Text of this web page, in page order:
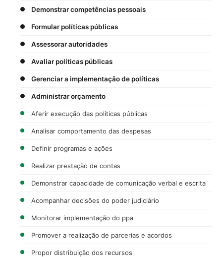
Demonstrar competências pessoais
Formular políticas públicas
Assessorar autoridades
Avaliar políticas públicas
Gerenciar a implementação de políticas
Administrar orçamento
Aferir execução das políticas públicas
Analisar comportamento das despesas
Definir programas e ações
Realizar prestação de contas
Demonstrar capacidade de comunicação verbal e escrita
Acompanhar decisões do poder judiciário
Monitorar implementação do ppa
Promover a realização de parcerias e acordos
Propor distribuição dos recursos